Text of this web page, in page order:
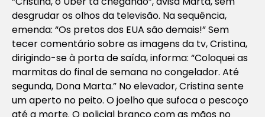
desgrudar os olhos da televisão. Na sequência,
emenda: “Os pretos dos EUA são demais!” Sem
tecer comentário sobre as imagens da tv, Cristina,
dirigindo-se à porta de saída, informa: “Coloquei as
marmitas do final de semana no congelador. Até
segunda, Dona Marta.” No elevador, Cristina sente
um aperto no peito. O joelho que sufoca o pescoço
até a morte. O policial branco com as mãos no